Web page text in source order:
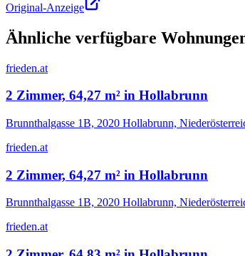
Original-Anzeige
Ähnliche verfügbare
frieden.at
2 Zimmer, 64,27 m² in Hollabrunn
Brunnthalgasse 1B, 2020 Hollabrunn,
frieden.at
2 Zimmer, 64,27 m² in Hollabrunn
Brunnthalgasse 1B, 2020 Hollabrunn,
frieden.at